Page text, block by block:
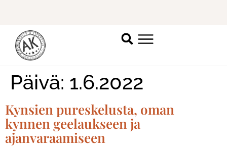
Ilmoittaudu mukaan ripsienpidennyskoulutukseen.
Päivä: 1.6.2022
Kynsien pureskelusta, oman
kynnen geelaukseen ja
ajanvaraamiseen